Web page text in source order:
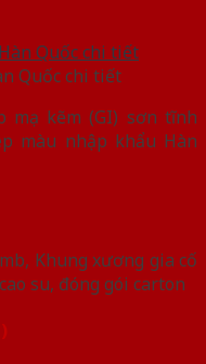
Quốc chi tiết
mạ kẽm (GI) sơn tĩnh
màu nhập khẩu Hàn
Khung xương gia cố
su, đóng gói carton